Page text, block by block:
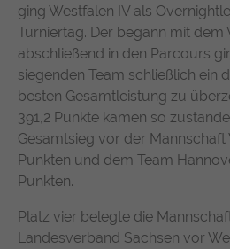
ging Westfalen IV als
Turniertag. Der begann mit
abschließend in den Parcours
siegenden Team schließlich ein
besten Gesamtleistung zu
391,2 Punkte kamen so
Gesamtsieg vor der Mannschaft
Punkten und dem Team
Punkten.
Platz vier belegte die
Landesverband Sachsen vor